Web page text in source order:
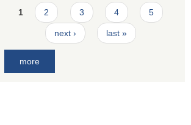
Pages
1 2 3 4 5
next › last »
more